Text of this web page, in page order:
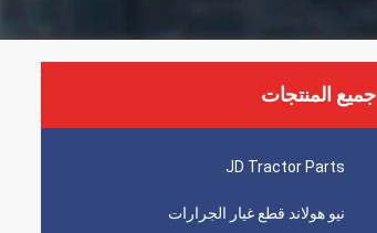
جميع المنتجات
JD Tractor Parts
نيو هولاند قطع غيار الجرارات